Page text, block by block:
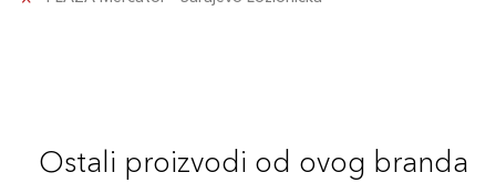
Ostali proizvodi od ovog branda